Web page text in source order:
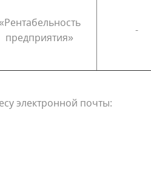
предприятия»
-
электронной почты: